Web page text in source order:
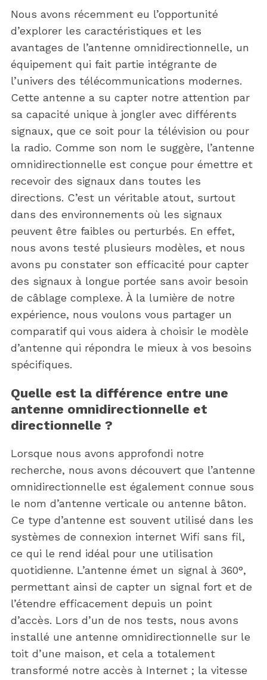
Nous avons récemment eu l’opportunité
d’explorer les caractéristiques et les
avantages de l’antenne omnidirectionnelle, un
équipement qui fait partie intégrante de
l’univers des télécommunications modernes.
Cette antenne a su capter notre attention par
sa capacité unique à jongler avec différents
signaux, que ce soit pour la télévision ou pour
la radio. Comme son nom le suggère, l’antenne
omnidirectionnelle est conçue pour émettre et
recevoir des signaux dans toutes les
directions. C’est un véritable atout, surtout
dans des environnements où les signaux
peuvent être faibles ou perturbés. En effet,
nous avons testé plusieurs modèles, et nous
avons pu constater son efficacité pour capter
des signaux à longue portée sans avoir besoin
de câblage complexe. À la lumière de notre
expérience, nous voulons vous partager un
comparatif qui vous aidera à choisir le modèle
d’antenne qui répondra le mieux à vos besoins
spécifiques.
Quelle est la différence entre une
antenne omnidirectionnelle et
directionnelle ?
Lorsque nous avons approfondi notre
recherche, nous avons découvert que l’antenne
omnidirectionnelle est également connue sous
le nom d’antenne verticale ou antenne bâton.
Ce type d’antenne est souvent utilisé dans les
systèmes de connexion internet Wifi sans fil,
ce qui le rend idéal pour une utilisation
quotidienne. L’antenne émet un signal à 360°,
permettant ainsi de capter un signal fort et de
l’étendre efficacement depuis un point
d’accès. Lors d’un de nos tests, nous avons
installé une antenne omnidirectionnelle sur le
toit d’une maison, et cela a totalement
transformé notre accès à Internet ; la vitesse